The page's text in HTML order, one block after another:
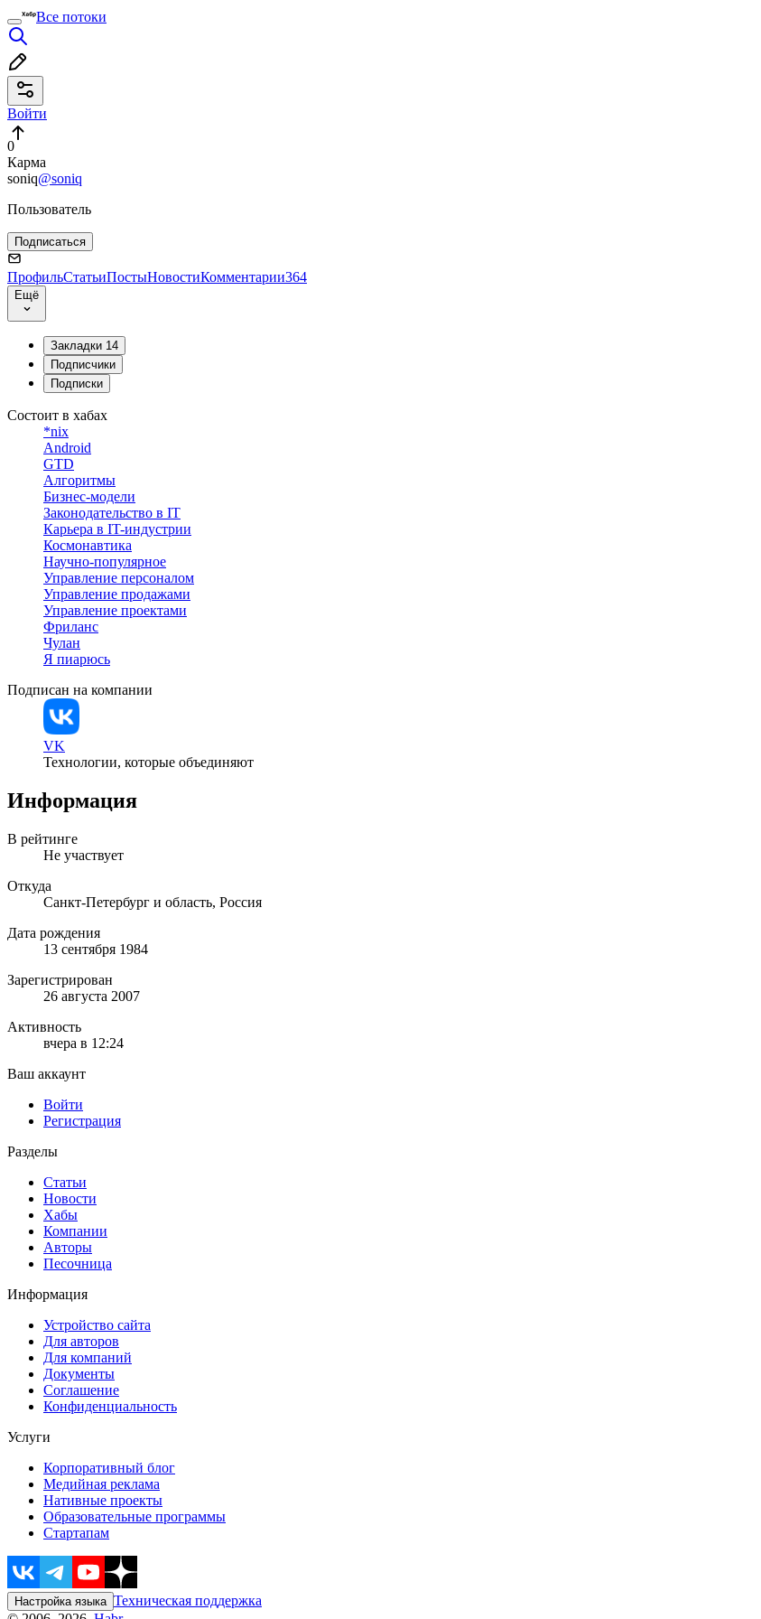
Все потоки
Войти
0
Карма
soniq@soniq
Пользователь
Подписаться
ПрофильСтатьиПостыНовостиКомментарии364
Ещё
Закладки 14
Подписчики
Подписки
Состоит в хабах
*nix
Android
GTD
Алгоритмы
Бизнес-модели
Законодательство в IT
Карьера в IT-индустрии
Космонавтика
Научно-популярное
Управление персоналом
Управление продажами
Управление проектами
Фриланс
Чулан
Я пиарюсь
Подписан на компании
VK
Технологии, которые объединяют
Информация
В рейтинге
Не участвует
Откуда
Санкт-Петербург и область, Россия
Дата рождения
13 сентября 1984
Зарегистрирован
26 августа 2007
Активность
вчера в 12:24
Ваш аккаунт
Войти
Регистрация
Разделы
Статьи
Новости
Хабы
Компании
Авторы
Песочница
Информация
Устройство сайта
Для авторов
Для компаний
Документы
Соглашение
Конфиденциальность
Услуги
Корпоративный блог
Медийная реклама
Нативные проекты
Образовательные программы
Стартапам
Настройка языка Техническая поддержка